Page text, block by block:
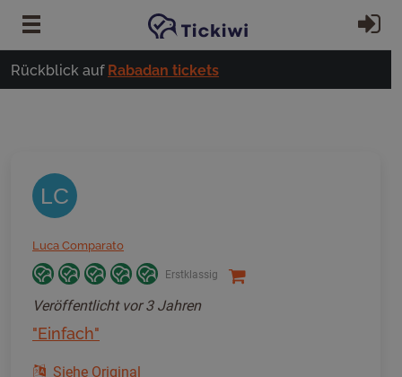
Zum Hauptinhalt springen
Rückblick auf Rabadan tickets
LC
Luca Comparato
Erstklassig
Veröffentlicht vor 3 Jahren
"Einfach"
Siehe Original